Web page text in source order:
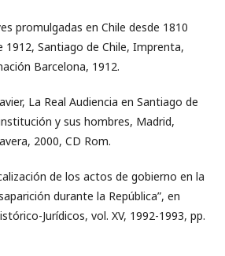
promulgadas en Chile desde 1810
1912, Santiago de Chile, Imprenta,
Barcelona, 1912.
La Real Audiencia en Santiago de
y sus hombres, Madrid,
2000, CD Rom.
fiscalización de los actos de gobierno en la
durante la República”, en
Jurídicos, vol. XV, 1992-1993, pp.